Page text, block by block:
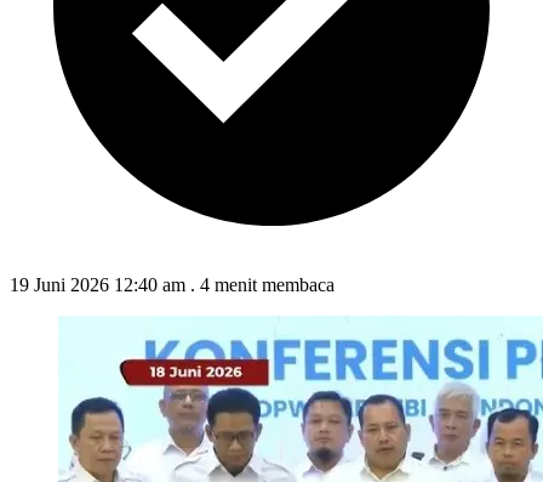
19 Juni 2026 12:40 am . 4 menit membaca